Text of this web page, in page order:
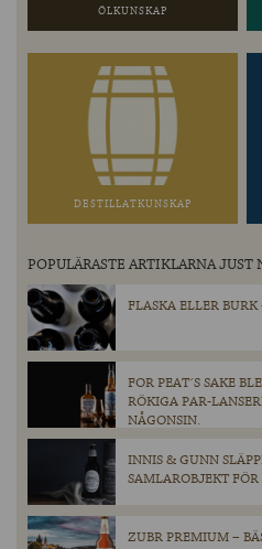
ÖLKUNSKAP
DESTILLATKUNSKAP
POPULÄRASTE ARTIKLARNA JUST
FLASKA ELLER
FOR PEAT´S SAKE
RÖKIGA PAR-
NÅGONSIN.
INNIS & GUNN
SAMLAROBJEKT
ZUBR PREMIUM –